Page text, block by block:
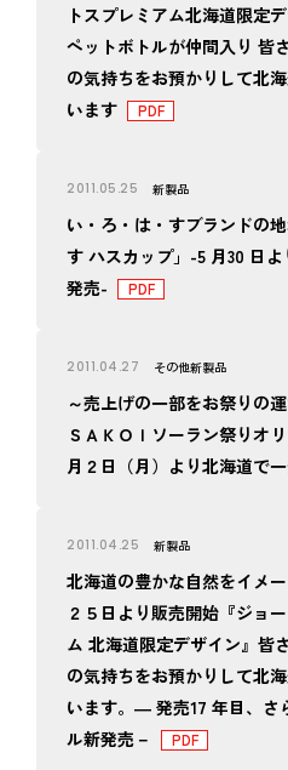
トスプレミアム北海道限定
ペットボトルが仲間入り 皆
の気持ちをお預かりして北
います
2011.05.25 新製品
い・ろ・は・すブランドの
す ハスカップ」-5 月30 日
発売-
2011.04.27 その他新製品
～売上げの一部をお祭りの
ＳＡＫＯＩソーラン祭りオ
月２日（月）より北海道で一
2011.04.25 新製品
北海道の豊かな自然をイメ
２５日より販売開始『ジョ
ム 北海道限定デザイン』皆
の気持ちをお預かりして北
います。― 発売17 年目、さ
ル新発売－